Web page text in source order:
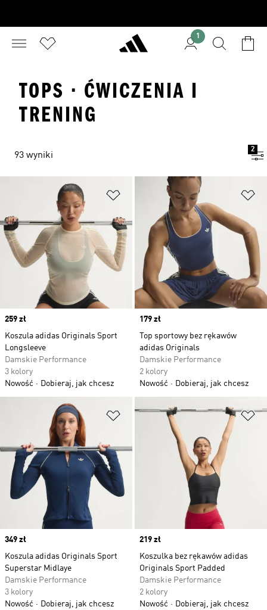
1
TOPS · ĆWICZENIA I
TRENING
93 wyniki
2
Dodaj do listy życzeń
Price
259 zł
Koszula adidas Originals Sport
Longsleeve
Damskie Performance
3 kolory
Nowość
Dobieraj, jak chcesz
Price
179 zł
Top sportowy bez rękawów
adidas Originals
Damskie Performance
2 kolory
Nowość
Dobieraj, jak chcesz
Dodaj do listy życzeń
Price
349 zł
Koszula adidas Originals Sport
Superstar Midlaye
Damskie Performance
3 kolory
Nowość
Dobieraj, jak chcesz
Price
219 zł
Koszulka bez rękawów adidas
Originals Sport Padded
Damskie Performance
2 kolory
Nowość
Dobieraj, jak chcesz